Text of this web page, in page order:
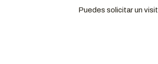
Puedes solicitar un